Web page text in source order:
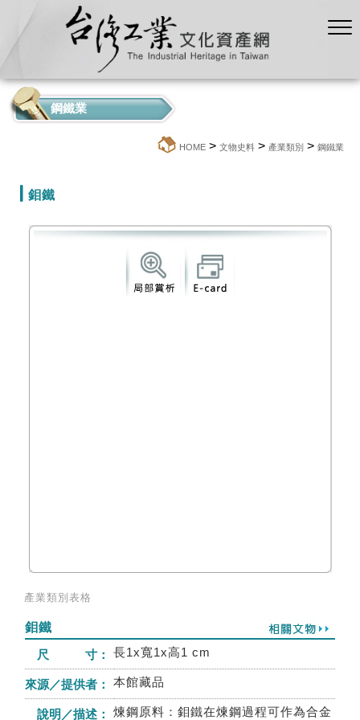
鋼鐵業
HOME > 文物史料 > 產業類別 > 鋼鐵業
鉬鐵
產業類別表格
鉬鐵
尺 寸：
長1x寬1x高1 cm
來源／提供者： 本館藏品
說明／描述： 煉鋼原料：鉬鐵在煉鋼過程可作為合金